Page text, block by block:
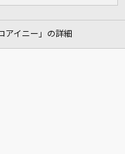
アイニー」の詳細